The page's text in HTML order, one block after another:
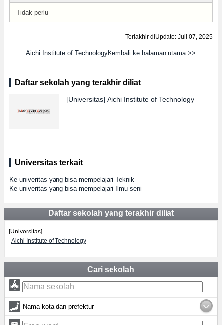
Tidak perlu
Terlakhir diUpdate: Juli 07, 2025
Aichi Institute of TechnologyKembali ke halaman utama >>
Daftar sekolah yang terakhir diliat
[Universitas] Aichi Institute of Technology
Universitas terkait
Ke univeritas yang bisa mempelajari Teknik
Ke univeritas yang bisa mempelajari Ilmu seni
Daftar sekolah yang terakhir diliat
[Universitas]
Aichi Institute of Technology
Cari sekolah
Nama kota dan prefektur